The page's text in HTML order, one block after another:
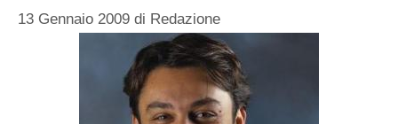
13 Gennaio 2009 di Redazione